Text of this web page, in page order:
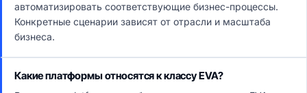
автоматизировать соответствующие бизнес-процессы.
Конкретные сценарии зависят от отрасли и масштаба
бизнеса.
Какие платформы относятся к классу EVA?